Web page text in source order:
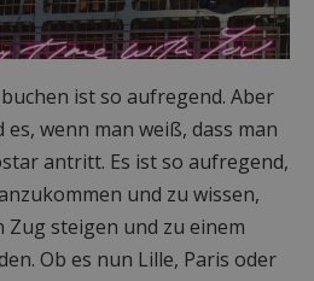
ist so aufregend. Aber
wenn man weiß, dass man
antritt. Es ist so aufregend,
und zu wissen,
Zug steigen und zu einem
Ob es nun Lille, Paris oder